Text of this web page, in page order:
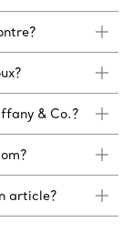
& Co.?
article?